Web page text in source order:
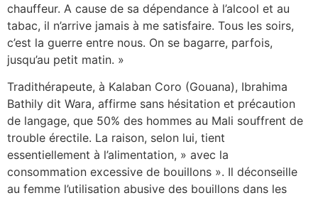
chauffeur. A cause de sa dépendance à l’alcool et au
tabac, il n’arrive jamais à me satisfaire. Tous les soirs,
c’est la guerre entre nous. On se bagarre, parfois,
jusqu’au petit matin. »
Tradithérapeute, à Kalaban Coro (Gouana), Ibrahima
Bathily dit Wara, affirme sans hésitation et précaution
de langage, que 50% des hommes au Mali souffrent de
trouble érectile. La raison, selon lui, tient
essentiellement à l’alimentation, » avec la
consommation excessive de bouillons ». Il déconseille
au femme l’utilisation abusive des bouillons dans les